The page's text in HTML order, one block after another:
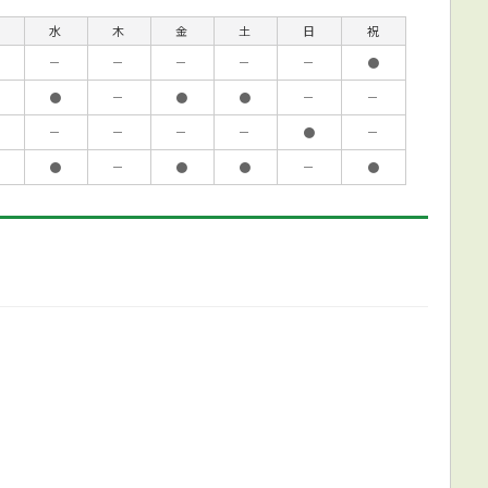
水 木 金 土 日
祝
－ － － － －
●
● － ● ● －
－
－ － － － ●
－
● － ● ● － ●